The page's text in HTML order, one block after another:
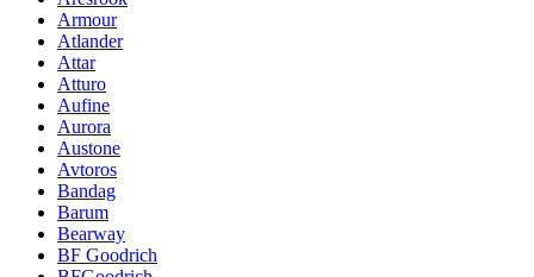
Armour
Atlander
Attar
Atturo
Aufine
Aurora
Austone
Avtoros
Bandag
Barum
Bearway
BF Goodrich